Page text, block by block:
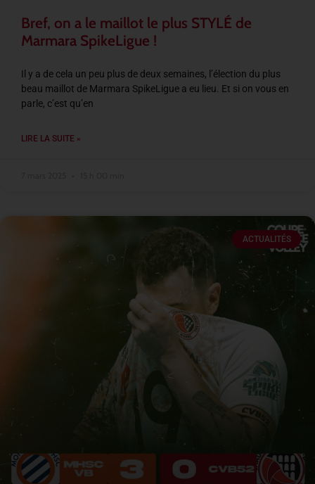
Bref, on a le maillot le plus STYLÉ de
Marmara SpikeLigue !
Il y a de cela un peu plus de deux semaines, l’élection du plus
beau maillot de Marmara SpikeLigue a eu lieu. Et si on vous en
parle, c’est qu’en
LIRE LA SUITE »
ACTUALITÉS